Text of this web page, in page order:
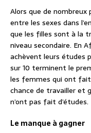
Alors que de
entre les sexes dans
que les filles sont à la
niveau secondaire. En
achèvent leurs études
sur 10 terminent le
les femmes qui ont
chance de travailler et
n’ont pas fait d’études.
Le manque à gagner